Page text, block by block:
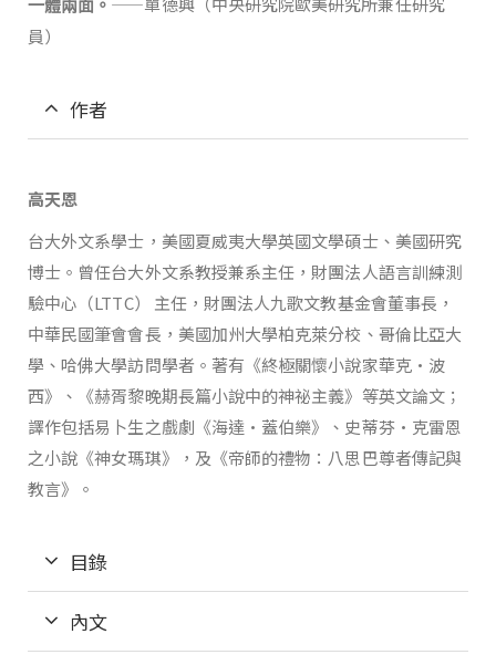
一體兩面。
員）
作者
高天恩
台大外文系學士，美國夏威夷大學英國文學碩士、美國研究
博士。曾任台大外文系教授兼系主任，財團法人語言訓練測
驗中心（LTTC） 主任，財團法人九歌文教基金會董事長，
中華民國筆會會長，美國加州大學柏克萊分校、哥倫比亞大
學、哈佛大學訪問學者。著有《終極關懷小說家華克•波
西》、《赫胥黎晚期長篇小說中的神祕主義》等英文論文；
譯作包括易卜生之戲劇《海達•蓋伯樂》、史蒂芬•克雷恩
之小說《神女瑪琪》，及《帝師的禮物：八思巴尊者傳記與
教言》。
目錄
內文